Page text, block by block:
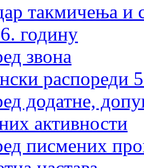
такмичења
годину
звона
распореди
додатне,
активности
писмених